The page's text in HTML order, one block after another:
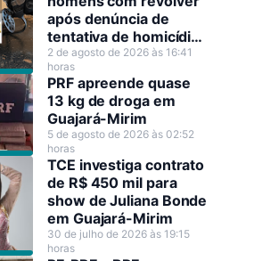
após denúncia de
tentativa de homicídio
em Guajará-Mirim
2 de agosto de 2026 às 16:41
horas
PRF apreende quase
13 kg de droga em
Guajará-Mirim
5 de agosto de 2026 às 02:52
horas
TCE investiga contrato
de R$ 450 mil para
show de Juliana Bonde
em Guajará-Mirim
30 de julho de 2026 às 19:15
horas